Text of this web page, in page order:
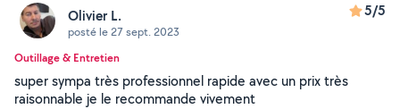
Olivier L.
posté le 27 sept. 2023
5/5
Outillage & Entretien
super sympa très professionnel rapide avec un prix très
raisonnable je le recommande vivement